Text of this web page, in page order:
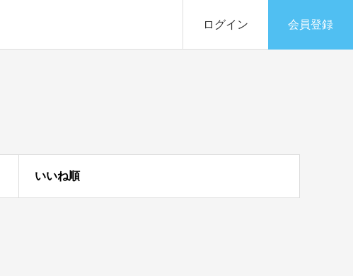
ログイン 会員登録
いいね順